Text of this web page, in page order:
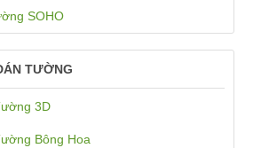
SOHO
TƯỜNG
3D
Bông Hoa